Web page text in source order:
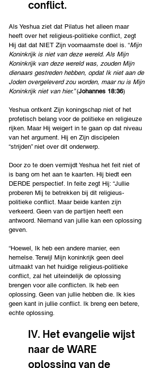
conflict.
Als Yeshua ziet dat Pilatus het alleen maar
heeft over het religieus-politieke conflict, zegt
Hij dat dat NIET Zijn voornaamste doel is. “Mijn
Koninkrijk is niet van deze wereld. Als Mijn
Koninkrijk van deze wereld was, zouden Mijn
dienaars gestreden hebben, opdat Ik niet aan de
Joden overgeleverd zou worden, maar nu is Mijn
Koninkrijk niet van hier.” (Johannes 18:36)
Yeshua ontkent Zijn koningschap niet of het
profetisch belang voor de politieke en religieuze
rijken. Maar Hij weigert in te gaan op dat niveau
van het argument. Hij en Zijn discipelen
“strijden” niet over dit onderwerp.
Door zo te doen vermijdt Yeshua het feit niet of
is bang om het aan te kaarten. Hij biedt een
DERDE perspectief. In feite zegt Hij: “Jullie
proberen Mij te betrekken bij dit religieus-
politieke conflict. Maar beide kanten zijn
verkeerd. Geen van de partijen heeft een
antwoord. Niemand van jullie kan een oplossing
geven.
“Hoewel, Ik heb een andere manier, een
hemelse. Terwijl Mijn koninkrijk geen deel
uitmaakt van het huidige religieus-politieke
conflict, zal het uiteindelijk de oplossing
brengen voor alle conflicten. Ik heb een
oplossing. Geen van jullie hebben die. Ik kies
geen kant in jullie conflict. Ik breng een betere,
echte oplossing.
IV. Het evangelie wijst
naar de WARE
oplossing van de